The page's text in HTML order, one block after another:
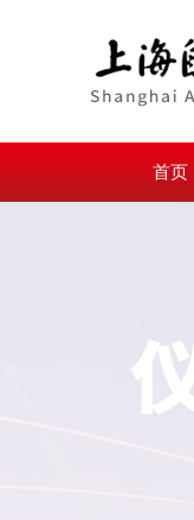
首页